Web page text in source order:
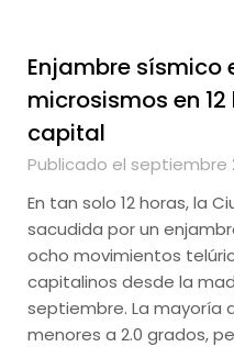
Enjambre sísmico
microsismos en
capital
Publicado el septiembre
En tan solo 12 horas, la
sacudida por un
ocho movimientos
capitalinos desde la
septiembre. La mayoría
menores a 2.0 grados,